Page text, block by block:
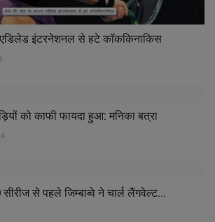
इंटरनेशनल से हटे कॉककिनाकिस
को काफी फायदा हुआ: मनिका बत्रा
से पहले जिम्बाब्वे ने चार्ल लैंगवेल्ट...